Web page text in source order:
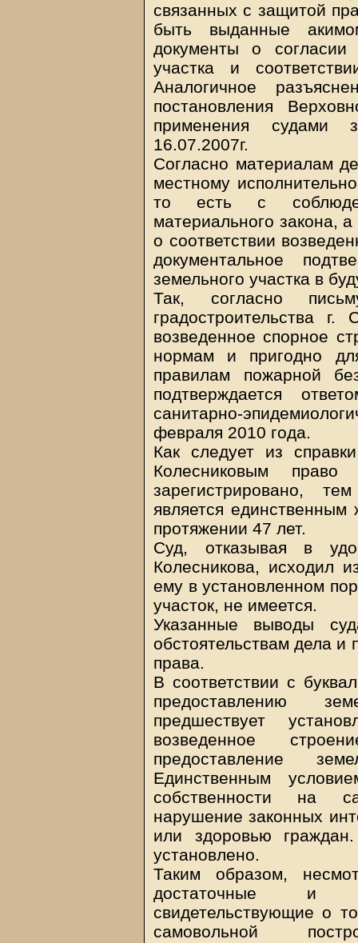
связанных с защитой
быть выданные
документы о согласии
участка и
Аналогичное
постановления
применения судами
16.07.2007г.
Согласно материалам
местному
то есть с
материального закона,
о соответствии
документальное
земельного участка в
Так, согласно
градостроительства
возведенное спорное
нормам и пригодно
правилам пожарной
подтверждается
санитарно-
февраля 2010 года.
Как следует из
Колесниковым
зарегистрировано,
является
протяжении 47 лет.
Суд, отказывая в
Колесникова, исходил
ему в установленном
участок, не имеется.
Указанные выводы
обстоятельствам дела и
права.
В соответствии с
предоставлению
предшествует
возведенное
предоставление
Единственным
собственности на
нарушение законных
или здоровью
установлено.
Таким образом,
достаточные и
свидетельствующие о
самовольной